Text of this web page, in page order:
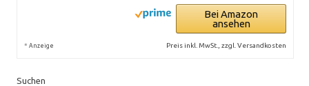
Bei Amazon
ansehen
* Anzeige Preis inkl. MwSt., zzgl. Versandkosten
Suchen